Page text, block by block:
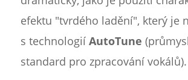
efektu "tvrdého ladění", který je
s technologií AutoTune
standard pro zpracování vokálů).